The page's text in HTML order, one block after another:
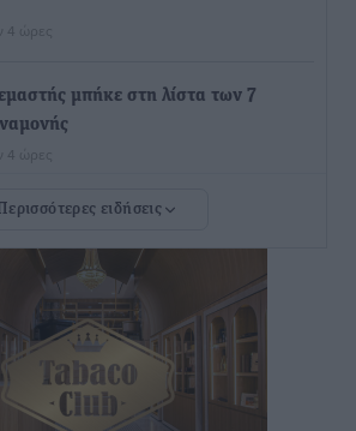
4 ώρες
μπήκε στη λίστα των 7
4 ώρες
θεσμική εξέλιξη η ΚΥΑ για το ΕΧΠ
“Δύο μεγάλες δεσμεύσεις
για τους γιατρούς των νησιών
με το Αττικόν για το
ειδήσεις